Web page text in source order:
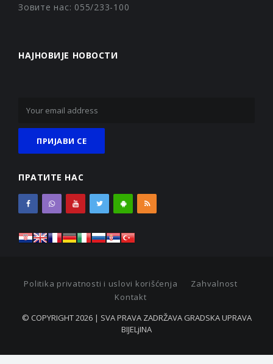
Зовите нас: 055/233-100
НАЈНОВИЈЕ НОВОСТИ
ПРАТИТЕ НАС
Politika privatnosti i uslovi korišćenja
Zahvalnost
Kontakt
© COPYRIGHT 2026 | SVA PRAVA ZADRŽAVA GRADSKA UPRAVA
BIJELjINA